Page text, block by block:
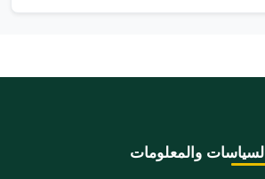
السياسات والمعلومات